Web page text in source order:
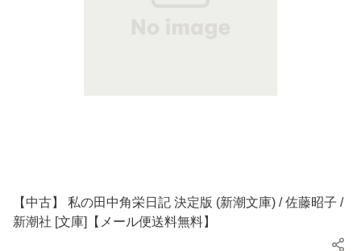
【中古】 私の田中角栄日記 決定版 (新潮文庫) / 佐藤昭子 /
新潮社 [文庫]【メール便送料無料】